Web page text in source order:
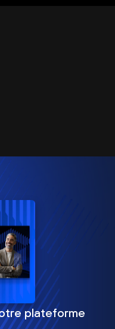
plateforme